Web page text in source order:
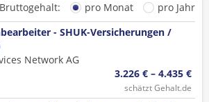
Bruttogehalt: pro Monat
pro Jahr
- SHUK-Versicherungen /
Network AG
3.226 € – 4.435 €
schätzt Gehalt.de